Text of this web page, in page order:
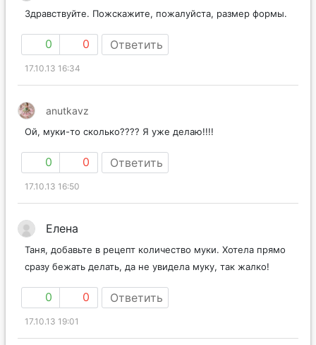
Здравствуйте. Пожскажите, пожалуйста, размер формы.
0 0 Ответить
17.10.13 16:34
anutkavz
Ой, муки-то сколько???? Я уже делаю!!!!
0 0 Ответить
17.10.13 16:50
Елена
Таня, добавьте в рецепт количество муки. Хотела прямо
сразу бежать делать, да не увидела муку, так жалко!
0 0 Ответить
17.10.13 19:01